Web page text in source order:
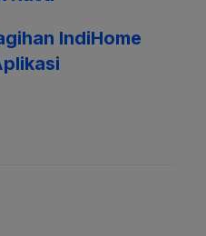
IndiHome